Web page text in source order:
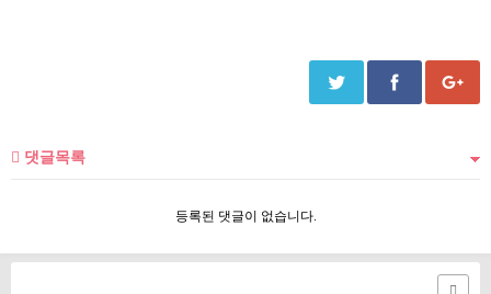
댓글목록
등록된 댓글이 없습니다.